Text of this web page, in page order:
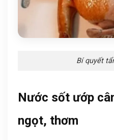
Bí quyết
Nước sốt ướp
ngọt, thơm